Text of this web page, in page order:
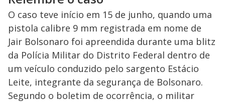
O caso teve início em 15 de junho, quando uma
pistola calibre 9 mm registrada em nome de
Jair Bolsonaro foi apreendida durante uma blitz
da Polícia Militar do Distrito Federal dentro de
um veículo conduzido pelo sargento Estácio
Leite, integrante da segurança de Bolsonaro.
Segundo o boletim de ocorrência, o militar